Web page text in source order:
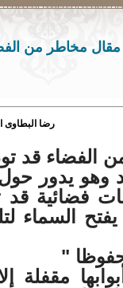
مخاطر من
رضا البطاوى
قد
يدور حول
فضائية
السماء
"
مقفلة